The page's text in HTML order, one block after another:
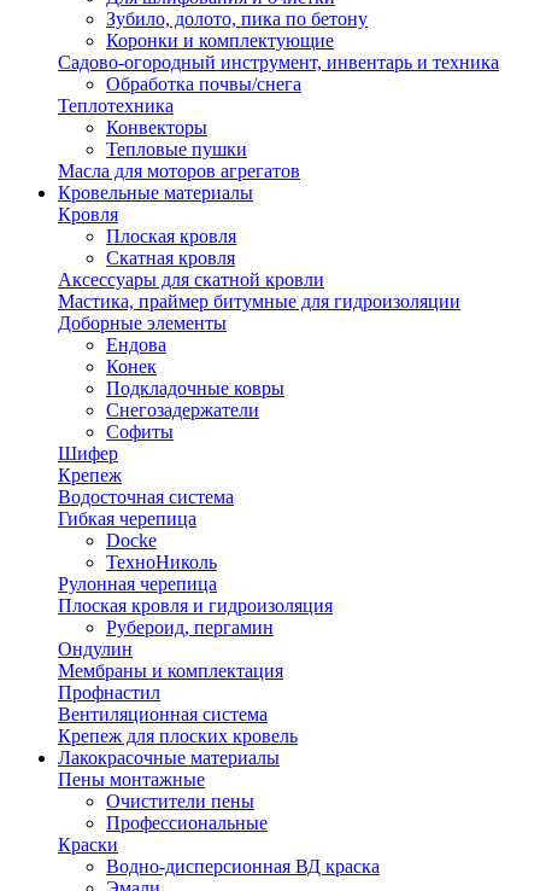
Зубило, долото, пика по бетону
Коронки и комплектующие
Садово-огородный инструмент, инвентарь и техника
Обработка почвы/снега
Теплотехника
Конвекторы
Тепловые пушки
Масла для моторов агрегатов
Кровельные материалы
Кровля
Плоская кровля
Скатная кровля
Аксессуары для скатной кровли
Мастика, праймер битумные для гидроизоляции
Доборные элементы
Ендова
Конек
Подкладочные ковры
Снегозадержатели
Софиты
Шифер
Крепеж
Водосточная система
Гибкая черепица
Docke
ТехноНиколь
Рулонная черепица
Плоская кровля и гидроизоляция
Рубероид, пергамин
Ондулин
Мембраны и комплектация
Профнастил
Вентиляционная система
Крепеж для плоских кровель
Лакокрасочные материалы
Пены монтажные
Очистители пены
Профессиональные
Краски
Водно-дисперсионная ВД краска